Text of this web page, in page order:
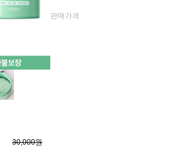
판매가격
30,000원